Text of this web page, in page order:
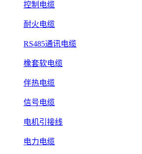
控制电缆
耐火电缆
RS485通讯电缆
橡套软电缆
伴热电缆
信号电缆
电机引接线
电力电缆